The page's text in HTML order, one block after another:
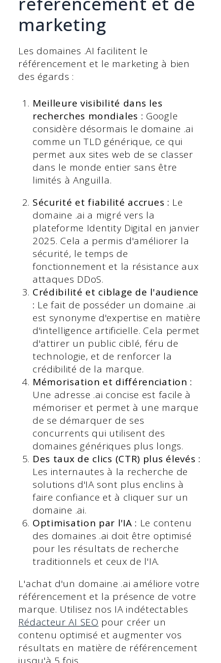
marketing
Les domaines .AI facilitent le
référencement et le marketing à bien
des égards :
Meilleure visibilité dans les
recherches mondiales : Google
considère désormais le domaine .ai
comme un TLD générique, ce qui
permet aux sites web de se classer
dans le monde entier sans être
limités à Anguilla.
Sécurité et fiabilité accrues : Le
domaine .ai a migré vers la
plateforme Identity Digital en janvier
2025. Cela a permis d'améliorer la
sécurité, le temps de
fonctionnement et la résistance aux
attaques DDoS.
Crédibilité et ciblage de l'audience
: Le fait de posséder un domaine .ai
est synonyme d'expertise en matière
d'intelligence artificielle. Cela permet
d'attirer un public ciblé, féru de
technologie, et de renforcer la
crédibilité de la marque.
Mémorisation et différenciation :
Une adresse .ai concise est facile à
mémoriser et permet à une marque
de se démarquer de ses
concurrents qui utilisent des
domaines génériques plus longs.
Des taux de clics (CTR) plus élevés :
Les internautes à la recherche de
solutions d'IA sont plus enclins à
faire confiance et à cliquer sur un
domaine .ai.
Optimisation par l'IA : Le contenu
des domaines .ai doit être optimisé
pour les résultats de recherche
traditionnels et ceux de l'IA.
L'achat d'un domaine .ai améliore votre
référencement et la présence de votre
marque. Utilisez nos IA indétectables
Rédacteur AI SEO pour créer un
contenu optimisé et augmenter vos
résultats en matière de référencement